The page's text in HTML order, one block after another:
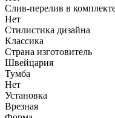
Слив-перелив в
Нет
Стилистика дизайна
Классика
Страна изготовитель
Швейцария
Тумба
Нет
Установка
Врезная